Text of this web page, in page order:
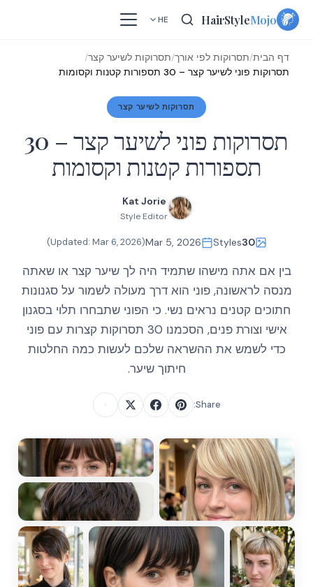
Skip
HairStyleMojo
HE
דף הבית/תסרוקות לפי אורך/תסרוקות לשיער קצר/
תסרוקות פוני לשיער קצר – 30 תספורות קטנות וקסומות
תסרוקות לשיער קצר
תסרוקות פוני לשיער קצר – 30
תספורות קטנות וקסומות
Kat Jorie
Style Editor
30
Styles
Mar 5, 2026
(Updated:
Mar 6, 2026
)
בין אם אתה מישהו שתמיד היה לך שיער קצר או שאתה
מנסה לראשונה, פוני הוא דרך מעולה לשמור על סגנונות
חתוכים קטנים נראים נשי. כי הפוני שתבחרו תלוי בסגנון
אישי וצורת פנים, הסכמנו 30 תסרוקות קצרות עם פוני
כדי לשמש את ההשראה שלכם לעשות כמה החלטות
חיתוך שיער.
Share: